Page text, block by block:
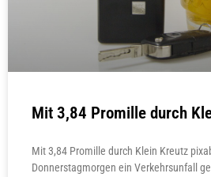
Mit 3,84 Promille durch
Mit 3,84 Promille durch Klein Kreutz
Donnerstagmorgen ein Verkehrsunfall